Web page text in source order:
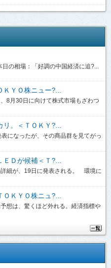
の相場：「好調の中国経済に追?...
ＹＯ株ニュー?...
8月30日に向けて株式市場もざわつ
。＜ＴＯＫＹ?...
になったが、その商品群を見てがっ
Ｄが候補＜Ｔ?...
細が、19日に発表される。 環境に
ＫＹＯ株ニュ?...
想は、驚くほど外れる。経済指標や